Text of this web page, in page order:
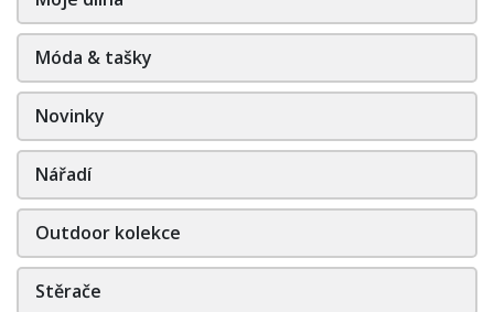
Móda & tašky
Novinky
Nářadí
Outdoor kolekce
Stěrače